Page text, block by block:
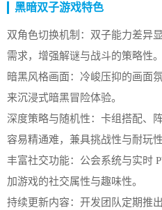
黑暗双子游戏特色
双角色切换机制：双子能力差异
需求，增强解谜与战斗的策略性。
暗黑风格画面：冷峻压抑的画面
来沉浸式暗黑冒险体验。
深度策略与随机性：卡组搭配、
容易精通难，兼具挑战性与耐玩性
丰富社交功能：公会系统与实时
加游戏的社交属性与趣味性。
持续更新内容：开发团队定期推